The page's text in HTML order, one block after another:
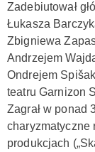
PARTNERZY
OFERTA
KONTAKT
Zadebiutował
Łukasza
Zbigniewa
Andrzejem
Ondrejem
teatru Garnizon
Zagrał w ponad
charyzmatyczne
produkcjach